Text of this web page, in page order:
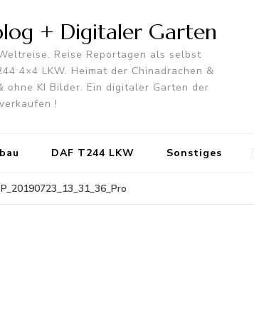
+ Digitaler Garten
Reise Reportagen als selbst
4×4 LKW. Heimat der Chinadrachen &
ohne KI Bilder. Ein digitaler Garten der
!
DAF T244 LKW Sonstiges